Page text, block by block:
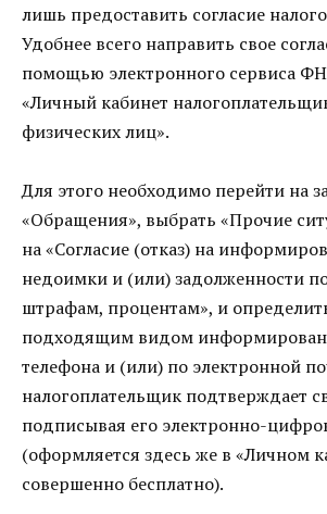
лишь предоставить согласие
Удобнее всего направить свое
помощью электронного сервиса
«Личный кабинет
физических лиц».
Для этого необходимо перейти на
«Обращения», выбрать «Прочие
на «Согласие (отказ) на
недоимки и (или) задолженности
штрафам, процентам», и
подходящим видом
телефона и (или) по электронной
налогоплательщик подтверждает
подписывая его электронно-
(оформляется здесь же в «Личном
совершенно бесплатно).